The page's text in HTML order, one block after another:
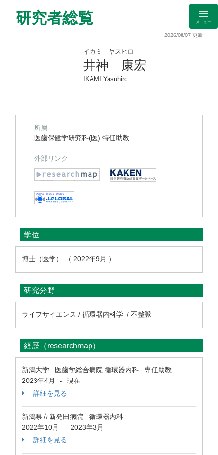
研究者総覧 メニュー
2026/08/07 更新
イカミ ヤスヒロ
井神 康宏
IKAMI Yasuhiro
所属
医歯保健学研究科(医) 特任助教
外部リンク
学位
博士（医学） （ 2022年9月 ）
研究分野
ライフサイエンス / 循環器内科学 / 不整脈
経歴（researchmap）
新潟大学 医歯学総合病院 循環器内科 専任助教
2023年4月
-
現在
詳細を見る
新潟県立新発田病院 循環器内科
2022年10月
-
2023年3月
詳細を見る